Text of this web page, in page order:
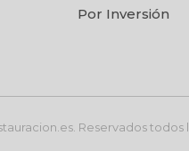
Por Inversión
Reservados